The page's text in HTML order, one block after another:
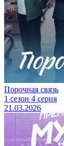
Порочная связь
1 сезон 4 серия
21.03.2026